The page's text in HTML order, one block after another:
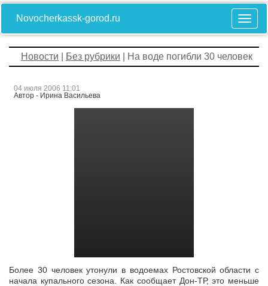
Novocherkassk-gorod.ru
Новости Без рубрики | На воде погибли 30 человек
04 июля 2006 11:01
Автор - Ирина Васильева
Более 30 человек утонули в водоемах Ростовской области с
начала купального сезона. Как сообщает Дон-ТР, это меньше